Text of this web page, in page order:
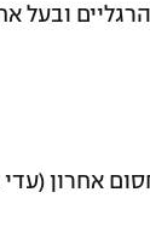
ובעל
אחרון (עדי